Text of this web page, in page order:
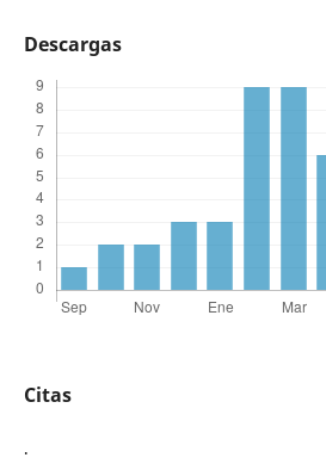
Descargas
Citas
.